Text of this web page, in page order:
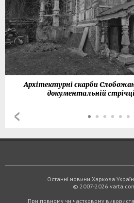
Архітектурні скарби
документальній
Останні новини Харкова
© 2007-2026
При повному чи частковому